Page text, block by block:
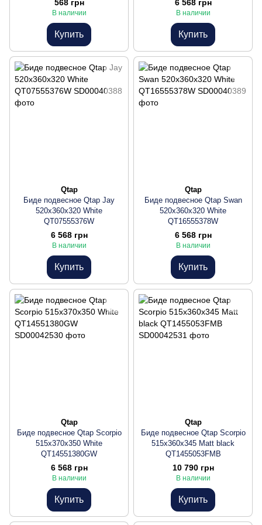
568 грн
В наличии
Купить
6 568 грн
В наличии
Купить
Qtap
Биде подвесное Qtap Jay
520х360х320 White
QT07555376W
6 568 грн
В наличии
Купить
Qtap
Биде подвесное Qtap Swan
520х360х320 White
QT16555378W
6 568 грн
В наличии
Купить
Qtap
Биде подвесное Qtap Scorpio
515x370x350 White
QT14551380GW
6 568 грн
В наличии
Купить
Qtap
Биде подвесное Qtap Scorpio
515x360x345 Matt black
QT1455053FMB
10 790 грн
В наличии
Купить